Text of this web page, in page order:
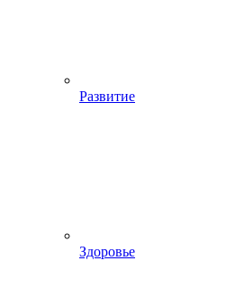
Развитие
Здоровье